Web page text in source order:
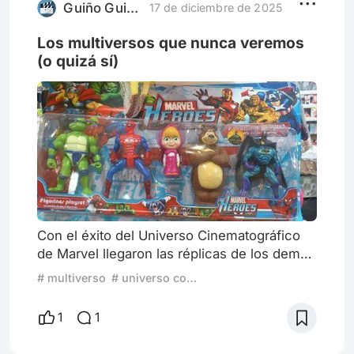
como Lex Luthor. Realmente el hom
Guiño Guiño 17 de diciembre de 2025
Los multiversos que nunca veremos
(o quizá sí)
Con el éxito del Universo Cinematográfico
de Marvel llegaron las réplicas de los demás
estudios cinematográficos. Quien quiso
competencia, DC Comics. Sin embargo, los
errores empresariales de Warner afectaron
# multiverso # universo compartido
1 1